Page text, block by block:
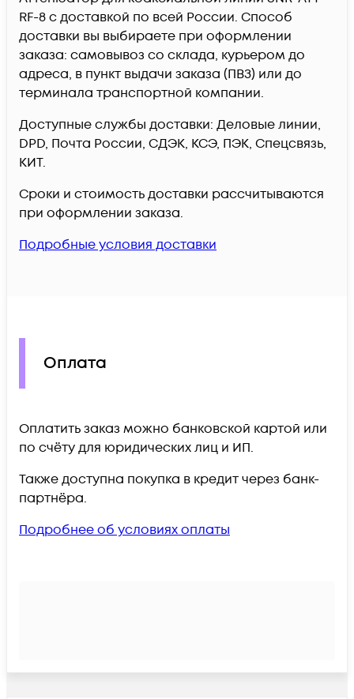
RF-8 c доставкой по всей России. Способ
доставки вы выбираете при оформлении
заказа: самовывоз со склада, курьером до
адреса, в пункт выдачи заказа (ПВЗ) или до
терминала транспортной компании.
Доступные службы доставки: Деловые линии,
DPD, Почта России, СДЭК, КСЭ, ПЭК, Спецсвязь,
КИТ.
Сроки и стоимость доставки рассчитываются
при оформлении заказа.
Подробные условия доставки
Оплата
Оплатить заказ можно банковской картой или
по счёту для юридических лиц и ИП.
Также доступна покупка в кредит через банк-
партнёра.
Подробнее об условиях оплаты